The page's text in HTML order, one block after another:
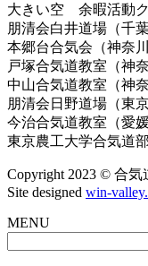
大きい空 余暇活動ク
朋清会白井道場（千
本郷台合気会（神奈
戸塚合気道教室（神
中山合気道教室（神
朋清会日野道場（東
今治合気道教室（愛
東京農工大学合気道
Copyright 2023 © 合気
Site designed win-
MENU